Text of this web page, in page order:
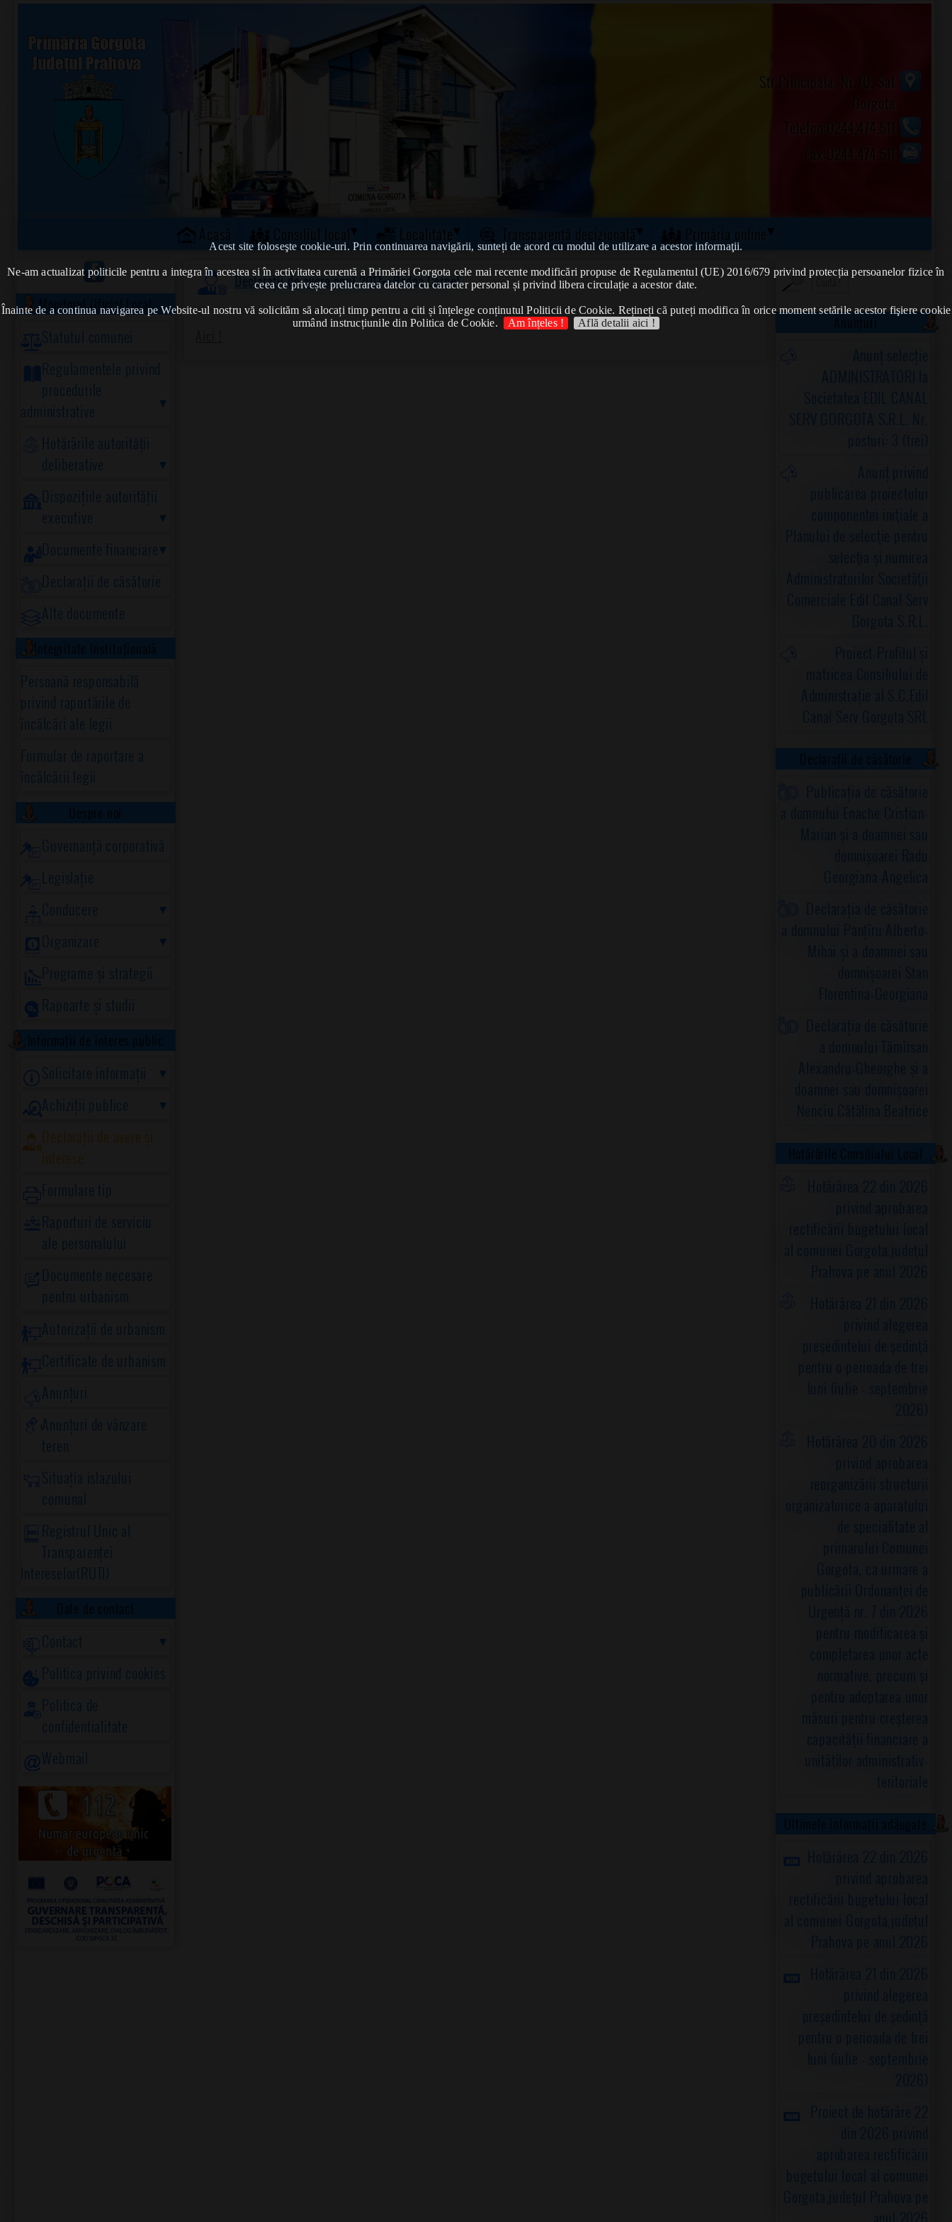
Acest site foloseşte cookie-uri. Prin continuarea navigării, sunteți de acord cu modul de utilizare a acestor informaţii.
Ne-am actualizat politicile pentru a integra în acestea si în activitatea curentă a Primăriei Gorgota cele mai recente modificări propuse de Regulamentul (UE) 2016/679 privind protecția persoanelor fizice în
ceea ce privește prelucrarea datelor cu caracter personal și privind libera circulație a acestor date.
Înainte de a continua navigarea pe Website-ul nostru vă solicităm să alocați timp pentru a citi și înțelege conținutul Politicii de Cookie. Rețineți că puteți modifica în orice moment setările acestor fişiere cookie
urmând instrucțiunile din Politica de Cookie.
Am înțeles ! Află detalii aici !
Acasă Consiliul local Localitate Transparență decizională Primăria online
Str.Principala, Nr.70, Sat
Gorgota
Telefon:0244.474.511
Monitorul Oficial Local
Statutul comunei
Regulamentele privind
procedurile
administrative
Hotărârile autorității
deliberative
Dispozițiile autorității
executive
Documente financiare
Declarații de căsătorie
Alte documente
Integritate Instituțională
Persoană responsabilă
privind raportările de
încălcări ale legii
Formular de raportare a
încălcării legii
Despre noi
Guvernanță corporativă
Legislație
Conducere
Organizare
Programe și strategii
Rapoarte și studii
Informații de interes public
Solicitare informații
Achiziții publice
Declarații de avere și
interese
Formulare tip
Raporturi de serviciu
ale personalului
Documente necesare
pentru urbanism
Autorizații de urbanism
Certificate de urbanism
Anunțuri
Anunțuri de vânzare
teren
Situația islazului
comunal
Registrul Unic al
Transparenței
Intereselor(RUTI)
Date de contact
Contact
Politica privind cookies
Politica de
confidentialitate
Webmail
Declarații de avere anul 2017➠Badea Cornel
Anunțuri
Anunț selecție
ADMINISTRATORI la
Societatea EDIL CANAL
SERV GORGOTA S.R.L. Nr.
posturi: 3 (trei)
Anunț privind
publicarea proiectului
componentei iniţiale a
Planului de selecţie pentru
selecţia şi numirea
Administratorilor Societăţii
Comerciale Edil Canal Serv
Gorgota S.R.L.
Proiect-Profilul și
matricea Consiliului de
Administrație al S.C.Edil
Canal Serv Gorgota SRL
Declarații de căsătorie
Publicația de căsătorie
a domnului Enache Cristian-
Marian și a doamnei sau
domnișoarei Radu
Georgiana-Angelica
Declarația de căsătorie
a domnului Panțîru Alberto-
Mihai și a doamnei sau
domnișoarei Stan
Florentina-Georgiana
Declarația de căsătorie
a domnului Tămîrsan
Alexandru-Gheorghe și a
doamnei sau domnișoarei
Nenciu Cătălina Beatrice
Hotărârile Consiliului Local
Hotărârea 22 din 2026
privind aprobarea
rectificării bugetului local
al comunei Gorgota,judeţul
Prahova pe anul 2026
Hotărârea 21 din 2026
privind alegerea
preşedintelui de şedinţă
pentru o perioada de trei
luni (iulie - septembrie
2026)
Hotărârea 20 din 2026
privind aprobarea
reorganizării structurii
organizatorice a aparatului
de specialitate al
primarului Comunei
Gorgota, ca urmare a
publicării Ordonanţei de
Urgență nr. 7 din 2026
pentru modificarea şi
completarea unor acte
normative, precum şi
pentru adoptarea unor
măsuri pentru creşterea
capacităţii financiare a
unităţilor administrativ-
teritoriale
Ultimele informații adăugate
Hotărârea 22 din 2026
privind aprobarea
rectificării bugetului local
al comunei Gorgota,judeţul
Prahova pe anul 2026
Hotărârea 21 din 2026
privind alegerea
preşedintelui de şedinţă
pentru o perioada de trei
luni (iulie - septembrie
2026)
Proiect de hotărâre 22
din 2026 privind
aprobarea rectificării
bugetului local al comunei
Gorgota,judeţul Prahova pe
anul 2026